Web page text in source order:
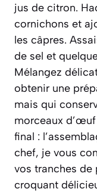
jus de citron.
cornichons et
les câpres.
de sel et
Mélangez
obtenir une
mais qui
morceaux
final :
chef, je vous
vos tranches de
croquant